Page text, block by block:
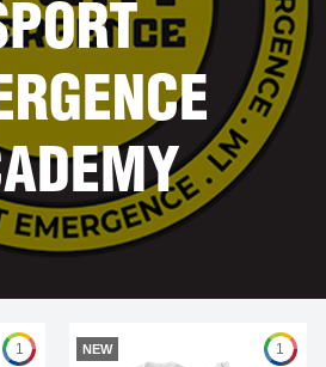
1 1
NEW